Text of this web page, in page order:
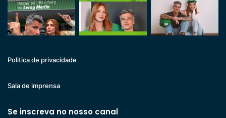
Politica de privacidade
Sala de imprensa
Se inscreva no nosso canal